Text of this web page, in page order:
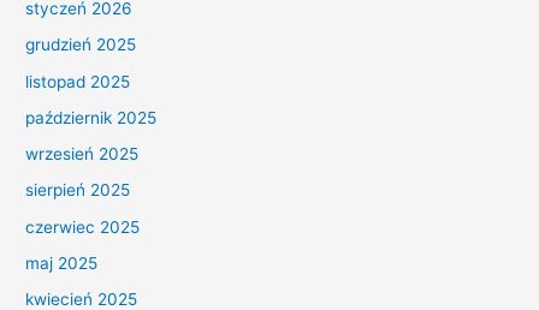
styczeń 2026
grudzień 2025
listopad 2025
październik 2025
wrzesień 2025
sierpień 2025
czerwiec 2025
maj 2025
kwiecień 2025